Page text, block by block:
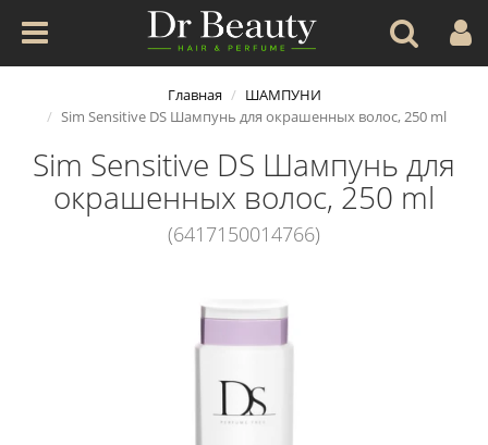
Главная
ШАМПУНИ
Sim Sensitive DS Шампунь для окрашенных волос, 250 ml
Sim Sensitive DS Шампунь для
окрашенных волос, 250 ml
(6417150014766)